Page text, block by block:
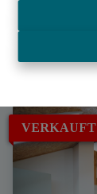
VERKAUFT